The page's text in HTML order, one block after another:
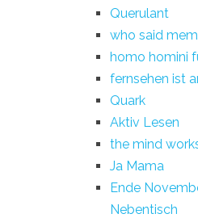
Querulant
who said
homo homini
fernsehen ist
Quark
Aktiv Lesen
the mind
Ja Mama
Ende
Nebentisch